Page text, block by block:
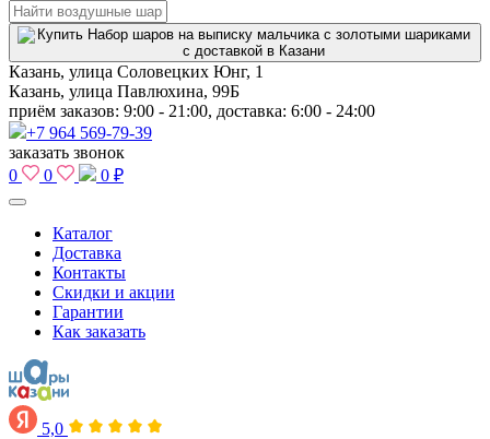
Казань, улица Соловецких Юнг, 1
Казань, улица Павлюхина, 99Б
приём заказов: 9:00 - 21:00, доставка: 6:00 - 24:00
+7 964 569-79-39
заказать звонок
0
0 0 ₽
Каталог
Доставка
Контакты
Скидки и акции
Гарантии
Как заказать
5,0